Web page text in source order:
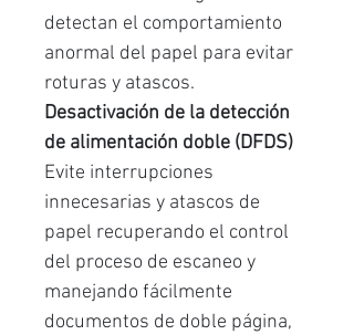
detectan el comportamiento
anormal del papel para evitar
roturas y atascos.
Desactivación de la detección
de alimentación doble (DFDS)
Evite interrupciones
innecesarias y atascos de
papel recuperando el control
del proceso de escaneo y
manejando fácilmente
documentos de doble página,